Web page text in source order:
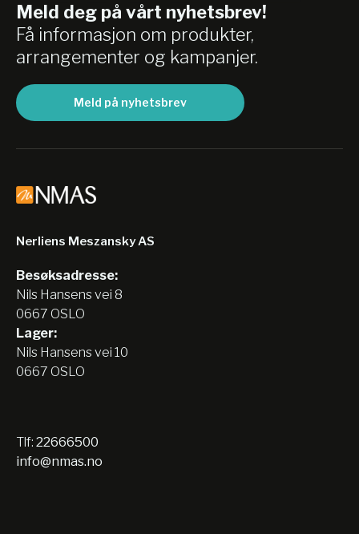
Meld deg på vårt nyhetsbrev!
Få informasjon om produkter,
arrangementer og kampanjer.
Meld på nyhetsbrev
Nerliens Meszansky AS
Besøksadresse:
Nils Hansens vei 8
0667 OSLO
Lager:
Nils Hansens vei 10
0667 OSLO
Tlf: 22666500
info@nmas.no